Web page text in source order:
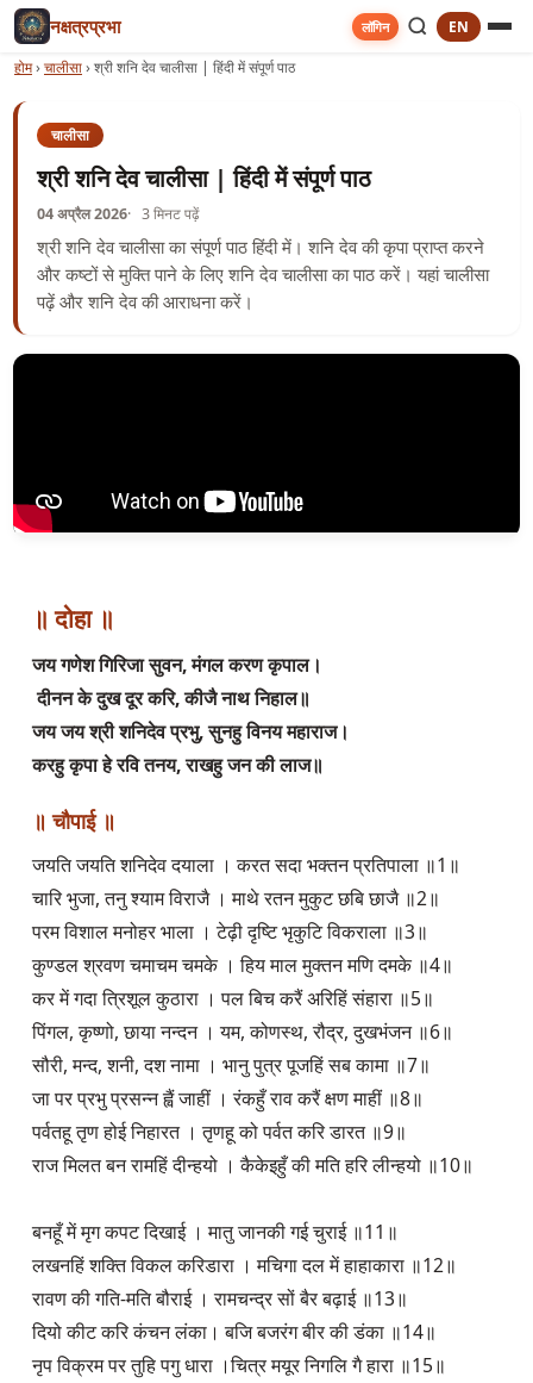
नक्षत्रप्रभा लॉगिन EN
होम›चालीसा›श्री शनि देव चालीसा | हिंदी में संपूर्ण पाठ
चालीसा
श्री शनि देव चालीसा | हिंदी में संपूर्ण पाठ
04 अप्रैल 2026 3 मिनट पढ़ें
श्री शनि देव चालीसा का संपूर्ण पाठ हिंदी में। शनि देव की कृपा प्राप्त करने
और कष्टों से मुक्ति पाने के लिए शनि देव चालीसा का पाठ करें। यहां चालीसा
पढ़ें और शनि देव की आराधना करें।
॥ दोहा ॥
जय गणेश गिरिजा सुवन, मंगल करण कृपाल।
दीनन के दुख दूर करि, कीजै नाथ निहाल॥
जय जय श्री शनिदेव प्रभु, सुनहु विनय महाराज।
करहु कृपा हे रवि तनय, राखहु जन की लाज॥
॥ चौपाई ॥
जयति जयति शनिदेव दयाला । करत सदा भक्तन प्रतिपाला ॥1॥
चारि भुजा, तनु श्याम विराजै । माथे रतन मुकुट छबि छाजै ॥2॥
परम विशाल मनोहर भाला । टेढ़ी दृष्टि भृकुटि विकराला ॥3॥
कुण्डल श्रवण चमाचम चमके । हिय माल मुक्तन मणि दमके ॥4॥
कर में गदा त्रिशूल कुठारा । पल बिच करैं अरिहिं संहारा ॥5॥
पिंगल, कृष्णो, छाया नन्दन । यम, कोणस्थ, रौद्र, दुखभंजन ॥6॥
सौरी, मन्द, शनी, दश नामा । भानु पुत्र पूजहिं सब कामा ॥7॥
जा पर प्रभु प्रसन्न ह्वैं जाहीं । रंकहुँ राव करैं क्षण माहीं ॥8॥
पर्वतहू तृण होई निहारत । तृणहू को पर्वत करि डारत ॥9॥
राज मिलत बन रामहिं दीन्हयो । कैकेइहुँ की मति हरि लीन्हयो ॥10॥
बनहूँ में मृग कपट दिखाई । मातु जानकी गई चुराई ॥11॥
लखनहिं शक्ति विकल करिडारा । मचिगा दल में हाहाकारा ॥12॥
रावण की गति-मति बौराई । रामचन्द्र सों बैर बढ़ाई ॥13॥
दियो कीट करि कंचन लंका। बजि बजरंग बीर की डंका ॥14॥
नृप विक्रम पर तुहि पगु धारा ।चित्र मयूर निगलि गै हारा ॥15॥